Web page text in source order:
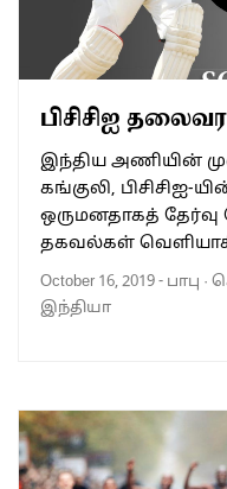
பிசிசிஐ
இந்திய அணியின்
கங்குலி, பிசிசிஐ-
ஒருமனதாகத்
தகவல்கள்
October 16, 2019- பாபு ·
இந்தியா